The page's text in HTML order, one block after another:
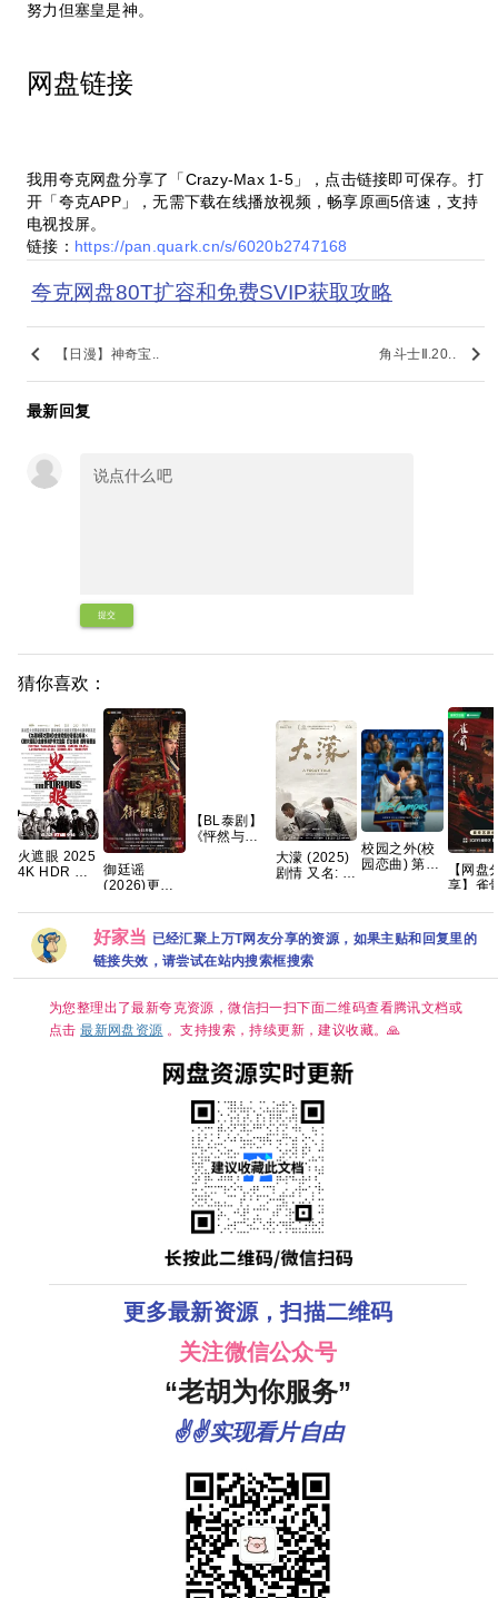
努力但塞皇是神。
网盘链接
我用夸克网盘分享了「Crazy-Max 1-5」，点击链接即可保存。打
开「夸克APP」，无需下载在线播放视频，畅享原画5倍速，支持
电视投屏。
链接： https://pan.quark.cn/s/6020b2747168
夸克网盘80T扩容和免费SVIP获取攻略
keyboard_arrow_left 【日漫】神奇宝.. 角斗士Ⅱ.20.. keyboard_arrow_right
最新回复
提交
猜你喜欢：
火遮眼 2025
4K HDR 内
网盘+】
御廷谣
(2026)更新
[4K+1080P.
国语中字.网
盘资源][2GB
集]
【BL泰剧】
《怦然与你
全】
大濛 (2025)
剧情 又名: A
校园之外(校
园恋曲) 第一
中简繁英
【网盘
享】雀
集国语
1080P
艾米侯
好家当 已经汇聚上万T网友分享的资源，如果主贴和回复里的
链接失效，请尝试在站内搜索框搜索
为您整理出了最新夸克资源，微信扫一扫下面二维码查看腾讯文档或
点击最新网盘资源 。支持搜索，持续更新，建议收藏。🙏
更多最新资源，扫描二维码
关注微信公众号
“老胡为你服务”
✌✌实现看片自由